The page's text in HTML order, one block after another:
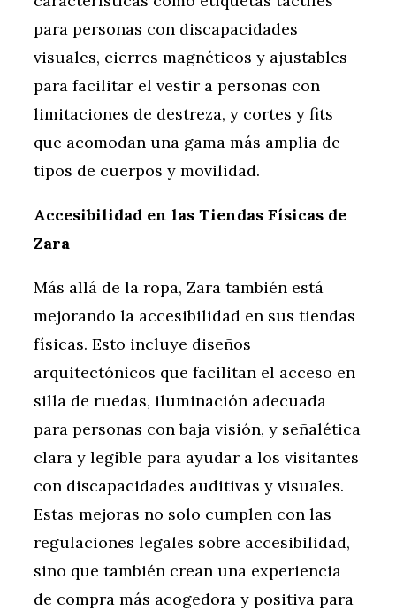
para personas con discapacidades
visuales, cierres magnéticos y ajustables
para facilitar el vestir a personas con
limitaciones de destreza, y cortes y fits
que acomodan una gama más amplia de
tipos de cuerpos y movilidad.
Accesibilidad en las Tiendas Físicas de
Zara
Más allá de la ropa, Zara también está
mejorando la accesibilidad en sus tiendas
físicas. Esto incluye diseños
arquitectónicos que facilitan el acceso en
silla de ruedas, iluminación adecuada
para personas con baja visión, y señalética
clara y legible para ayudar a los visitantes
con discapacidades auditivas y visuales.
Estas mejoras no solo cumplen con las
regulaciones legales sobre accesibilidad,
sino que también crean una experiencia
de compra más acogedora y positiva para